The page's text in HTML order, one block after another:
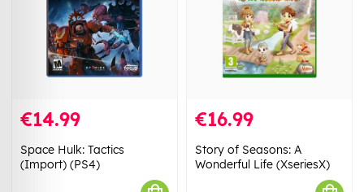
€14.99
Space Hulk: Tactics
(Import) (PS4)
€16.99
Story of Seasons: A
Wonderful Life (XseriesX)